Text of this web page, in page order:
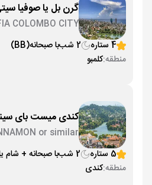
گرن بل یا صوفیا
COLOMBO CITY
4 ستاره
2 شب با صبحانه(BB)
منطقه:کلمبو
کندی میست بای
or similar
5 ستاره
2 شب با صبحانه + شام
منطقه:کندی